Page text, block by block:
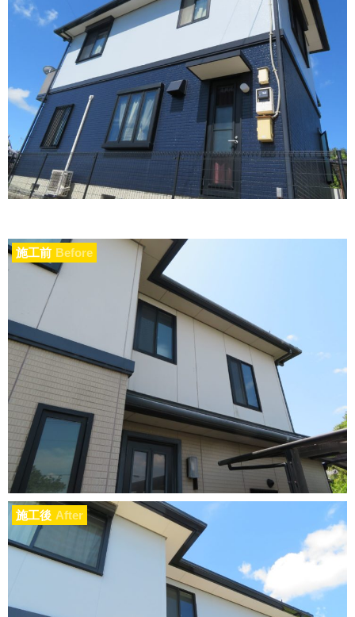
施工前 Before
施工後 After